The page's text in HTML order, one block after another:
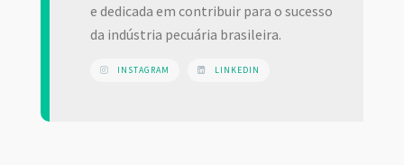
e dedicada em contribuir para o sucesso
da indústria pecuária brasileira.
INSTAGRAM LINKEDIN